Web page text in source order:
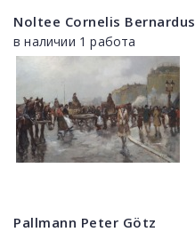
Noltee Cornelis Bernardus
в наличии 1 работа
Pallmann Peter Götz